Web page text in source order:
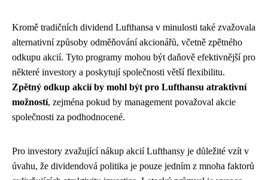
Kromě tradičních dividend Lufthansa v minulosti také zvažovala
alternativní způsoby odměňování akcionářů, včetně zpětného
odkupu akcií. Tyto programy mohou být daňově efektivnější pro
některé investory a poskytují společnosti větší flexibilitu.
Zpětný odkup akcií by mohl být pro Lufthansu atraktivní
možností, zejména pokud by management považoval akcie
společnosti za podhodnocené.
Pro investory zvažující nákup akcií Lufthansy je důležité vzít v
úvahu, že dividendová politika je pouze jedním z mnoha faktorů